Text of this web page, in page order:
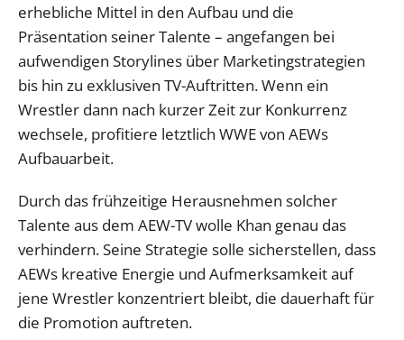
erhebliche Mittel in den Aufbau und die
Präsentation seiner Talente – angefangen bei
aufwendigen Storylines über Marketingstrategien
bis hin zu exklusiven TV-Auftritten. Wenn ein
Wrestler dann nach kurzer Zeit zur Konkurrenz
wechsele, profitiere letztlich WWE von AEWs
Aufbauarbeit.
Durch das frühzeitige Herausnehmen solcher
Talente aus dem AEW-TV wolle Khan genau das
verhindern. Seine Strategie solle sicherstellen, dass
AEWs kreative Energie und Aufmerksamkeit auf
jene Wrestler konzentriert bleibt, die dauerhaft für
die Promotion auftreten.